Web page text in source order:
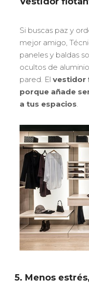
Si buscas paz y
mejor amigo,
paneles y baldas
ocultos de
pared. El vestidor
porque añade
a tus espacios.
5. Menos